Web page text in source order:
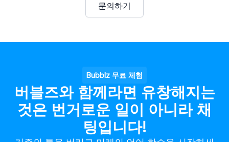
문의하기
Bubblz 무료 체험
버블즈와 함께라면 유창해지는
것은 번거로운 일이 아니라 채
팅입니다!